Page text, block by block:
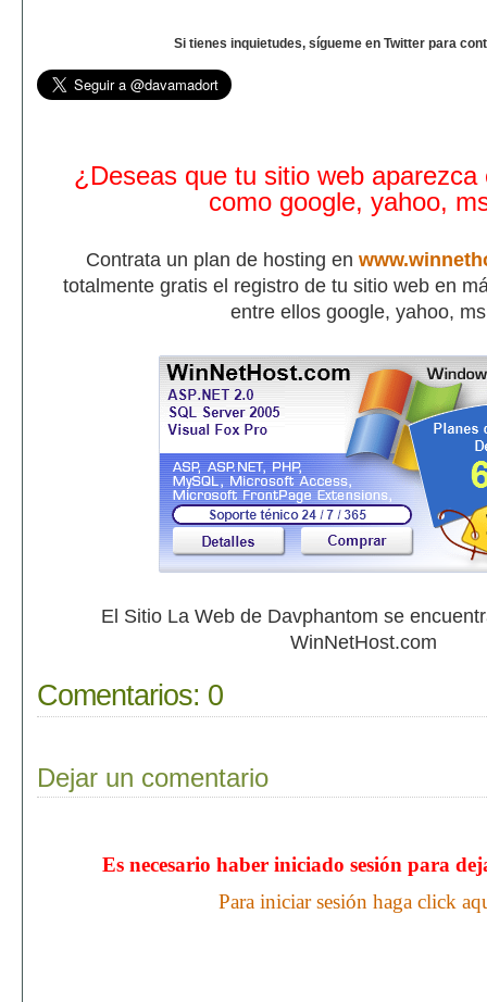
Si tienes inquietudes, sígueme en Twitter para
¿Deseas que tu sitio web aparezca
como google, yahoo,
Contrata un plan de hosting en
totalmente gratis el registro de tu sitio web en
entre ellos google, yahoo,
El Sitio La Web de Davphantom se
WinNetHost.com
Comentarios: 0
Dejar un comentario
Es necesario haber iniciado sesión para
Para iniciar sesión haga click